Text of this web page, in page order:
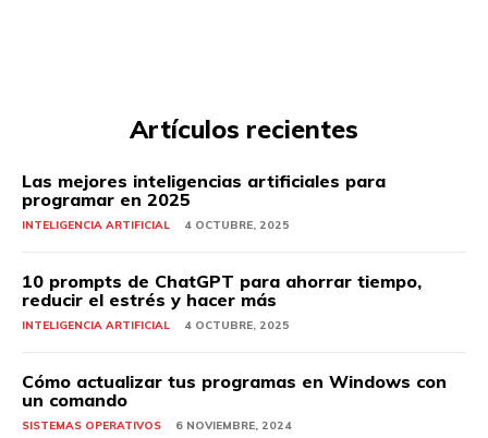
Artículos recientes
Las mejores inteligencias artificiales para
programar en 2025
INTELIGENCIA ARTIFICIAL 4 OCTUBRE, 2025
10 prompts de ChatGPT para ahorrar tiempo,
reducir el estrés y hacer más
INTELIGENCIA ARTIFICIAL 4 OCTUBRE, 2025
Cómo actualizar tus programas en Windows con
un comando
SISTEMAS OPERATIVOS 6 NOVIEMBRE, 2024